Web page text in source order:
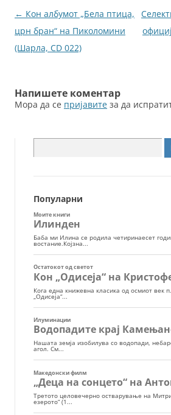
o
o
k
g
er
Навигација
за
написи
← Кон албумот „Бела птица,
црн бран“ на Пиколомини
(Шарла, CD 022)
Напишете коментар
Мора да се пријавите за да
за:
Популарни